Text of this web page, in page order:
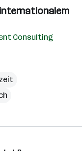
Consulting